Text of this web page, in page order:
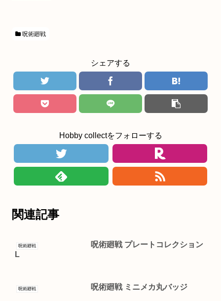
呪術廻戦
シェアする
Hobby collectをフォローする
関連記事
呪術廻戦
呪術廻戦 プレートコレクション
L
呪術廻戦 呪術廻戦 ミニメカ丸バッジ